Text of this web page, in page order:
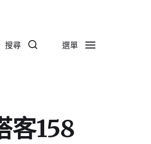
搜尋 選單
客158